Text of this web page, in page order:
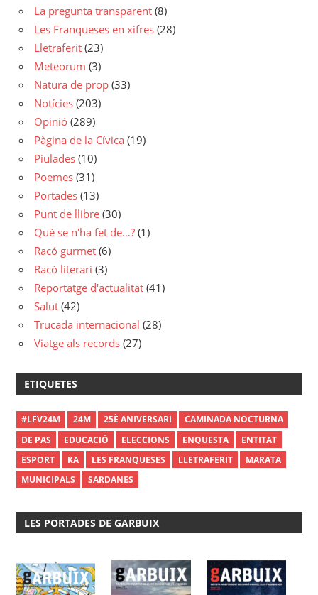
La pregunta transparent (8)
Les Franqueses en xifres (28)
Lletraferit (23)
Meteorum (3)
Natura de prop (33)
Notícies (203)
Opinió (289)
Pàgina de la Cívica (19)
Piulades (10)
Poemes (31)
Portades (13)
Punt de llibre (30)
Què se n'ha fet de…? (1)
Racó gurmet (6)
Racó literari (3)
Reportatge d'actualitat (41)
Salut (42)
Trucada internacional (28)
Viatge als records (27)
ETIQUETES
#LFV24M 24M 25È ANIVERSARI
CAMINADA NOCTURNA
DE PAS
EDUCACIÓ ELECCIONS ENQUESTA
ENTITAT
ESPORT
KA LES FRANQUESES LLETRAFERIT
MARATA
MUNICIPALS
SARDANES
LES PORTADES DE GARBUIX